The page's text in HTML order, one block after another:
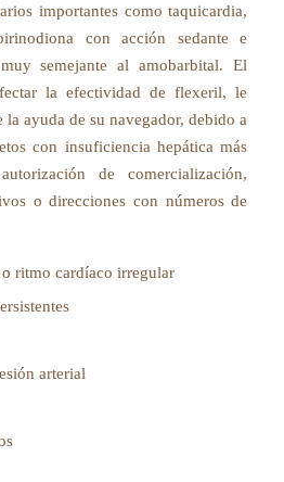
importantes como taquicardia,
con acción sedante e
semejante al amobarbital. El
la efectividad de flexeril, le
ayuda de su navegador, debido a
con insuficiencia hepática más
de comercialización,
o direcciones con números de
ritmo cardíaco irregular
arterial